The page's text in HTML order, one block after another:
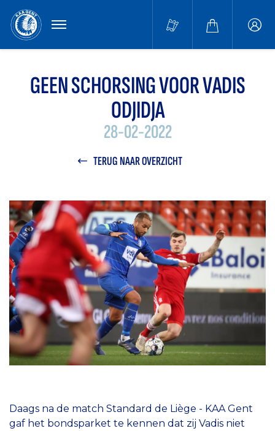
MENU
GEEN SCHORSING VOOR VADIS
ODJIDJA
28-02-2022
TERUG NAAR OVERZICHT
Daags na de match Standard de Liège - KAA Gent
gaf het bondsparket te kennen dat zij Vadis niet